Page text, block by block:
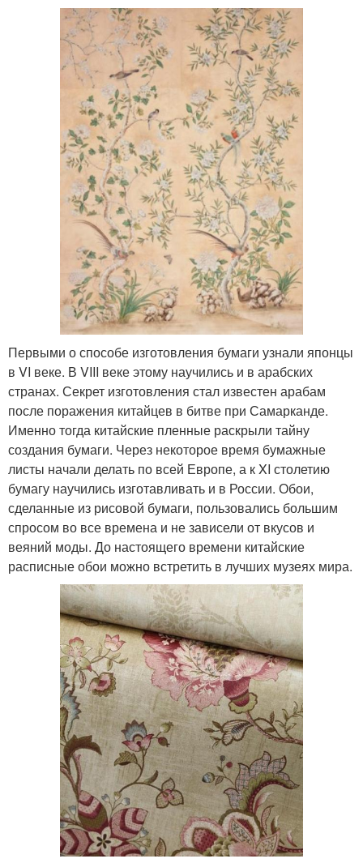
Первыми о способе изготовления бумаги узнали японцы
в VI веке. В VIII веке этому научились и в арабских
странах. Секрет изготовления стал известен арабам
после поражения китайцев в битве при Самарканде.
Именно тогда китайские пленные раскрыли тайну
создания бумаги. Через некоторое время бумажные
листы начали делать по всей Европе, а к XI столетию
бумагу научились изготавливать и в России. Обои,
сделанные из рисовой бумаги, пользовались большим
спросом во все времена и не зависели от вкусов и
веяний моды. До настоящего времени китайские
расписные обои можно встретить в лучших музеях мира.